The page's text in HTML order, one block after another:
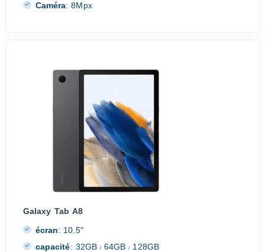
Caméra: 8Mpx
Galaxy Tab A8
écran: 10.5"
capacité: 32GB/ 64GB/ 128GB